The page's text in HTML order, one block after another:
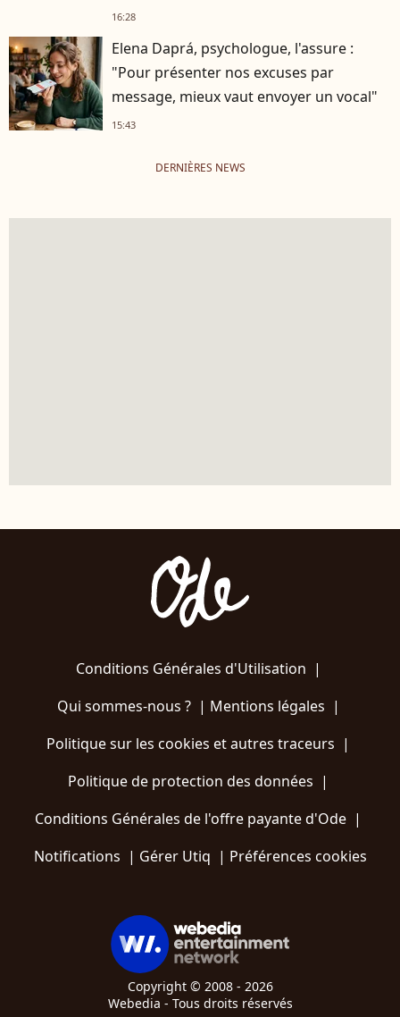
16:28
Elena Daprá, psychologue, l'assure :
"Pour présenter nos excuses par
message, mieux vaut envoyer un vocal"
15:43
DERNIÈRES NEWS
Conditions Générales d'Utilisation |
Qui sommes-nous ?| Mentions légales |
Politique sur les cookies et autres traceurs |
Politique de protection des données |
Conditions Générales de l'offre payante d'Ode |
Notifications | Gérer Utiq | Préférences cookies
Copyright © 2008 - 2026
Webedia - Tous droits réservés